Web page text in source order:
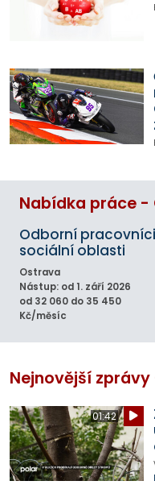
Nabídka práce -
Odborní
sociální oblasti
Ostrava
Nástup: od 1. září 2026
od 32 060 do 35 450
Kč/měsíc
Nejnovější
01:42